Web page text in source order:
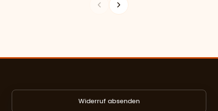
Widerruf absenden